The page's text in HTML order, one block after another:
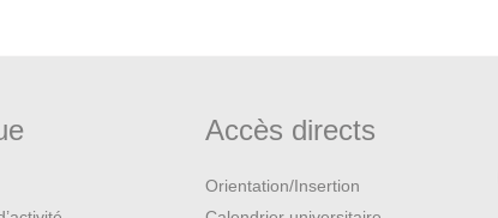
Accès directs
Orientation/Insertion